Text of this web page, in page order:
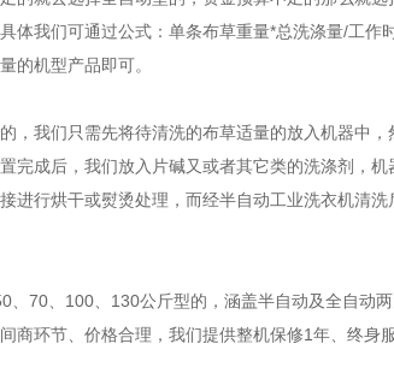
体我们可通过公式：单条布草重量*总洗涤量/工作
的机型产品即可。
，我们只需先将待清洗的布草适量的放入机器中
完成后，我们放入片碱又或者其它类的洗涤剂，机
进行烘干或熨烫处理，而经半自动工业洗衣机清
70、100、130公斤型的，涵盖半自动及全自动
商环节、价格合理，我们提供整机保修1年、终身